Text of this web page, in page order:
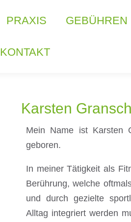
PRAXIS GEBÜHREN
KONTAKT
Karsten
Mein Name ist Karsten
geboren.
In meiner Tätigkeit als
Berührung, welche
und durch gezielte
Alltag integriert werden